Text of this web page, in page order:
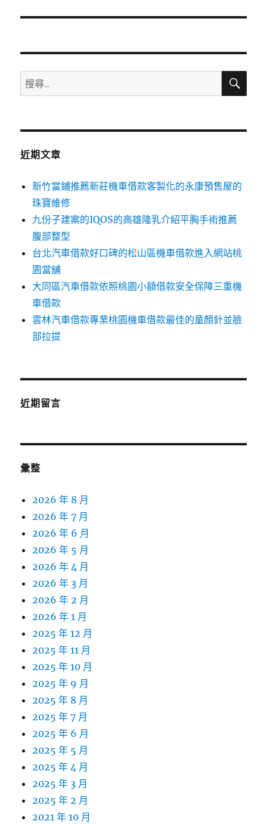
文
搜
尋
鍵
搜
近期文章
新竹當鋪推薦新莊機車借款客製化的永康預售屋的
珠寶維修
九份子建案的IQOS的高雄隆乳介紹平胸手術推薦
腹部整型
台北汽車借款好口碑的松山區機車借款進入網站桃
園當舖
大同區汽車借款依照桃園小額借款安全保障三重機
車借款
雲林汽車借款專業桃園機車借款最佳的童顏針並臉
部拉提
近期留言
彙整
2026 年 8 月
2026 年 7 月
2026 年 6 月
2026 年 5 月
2026 年 4 月
2026 年 3 月
2026 年 2 月
2026 年 1 月
2025 年 12 月
2025 年 11 月
2025 年 10 月
2025 年 9 月
2025 年 8 月
2025 年 7 月
2025 年 6 月
2025 年 5 月
2025 年 4 月
2025 年 3 月
2025 年 2 月
2021 年 10 月